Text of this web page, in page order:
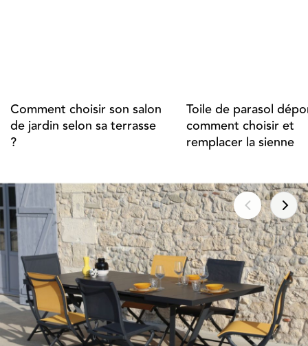
Comment choisir son salon
de jardin selon sa terrasse
?
Toile de parasol
comment choisir et
remplacer la sienne